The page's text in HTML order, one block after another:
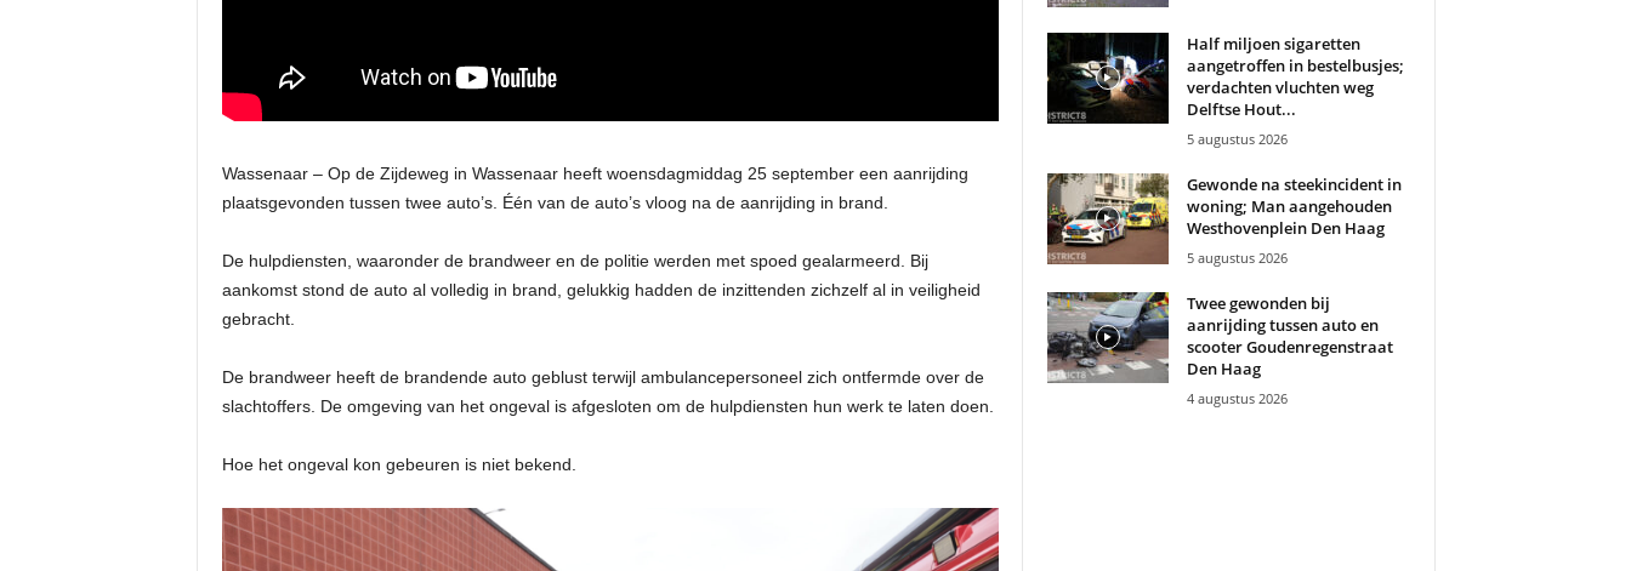
Wassenaar – Op de Zijdeweg in Wassenaar heeft woensdagmiddag 25 september een aanrijding
plaatsgevonden tussen twee auto’s. Één van de auto’s vloog na de aanrijding in brand.
De hulpdiensten, waaronder de brandweer en de politie werden met spoed gealarmeerd. Bij
aankomst stond de auto al volledig in brand, gelukkig hadden de inzittenden zichzelf al in veiligheid
gebracht.
De brandweer heeft de brandende auto geblust terwijl ambulancepersoneel zich ontfermde over de
slachtoffers. De omgeving van het ongeval is afgesloten om de hulpdiensten hun werk te laten doen.
Hoe het ongeval kon gebeuren is niet bekend.
Half miljoen sigaretten
aangetroffen in bestelbusjes;
verdachten vluchten weg
Delftse Hout...
5 augustus 2026
Gewonde na steekincident in
woning; Man aangehouden
Westhovenplein Den Haag
5 augustus 2026
Twee gewonden bij
aanrijding tussen auto en
scooter Goudenregenstraat
Den Haag
4 augustus 2026